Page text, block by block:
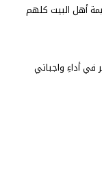
أهل البيت كلهم
في أداءِ واجباتي